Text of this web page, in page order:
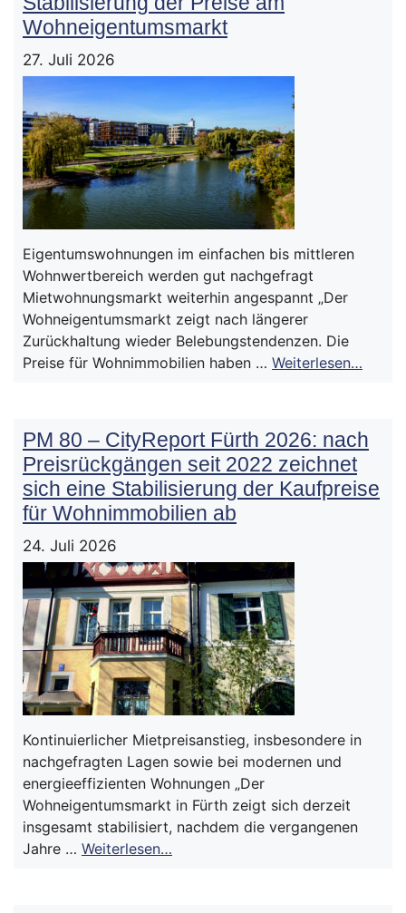
Wohneigentumsmarkt
27. Juli 2026
Eigentumswohnungen im einfachen bis mittleren
Wohnwertbereich werden gut nachgefragt
Mietwohnungsmarkt weiterhin angespannt „Der
Wohneigentumsmarkt zeigt nach längerer
Zurückhaltung wieder Belebungstendenzen. Die
Preise für Wohnimmobilien haben … Weiterlesen…
PM 80 – CityReport Fürth 2026: nach
Preisrückgängen seit 2022 zeichnet
sich eine Stabilisierung der Kaufpreise
für Wohnimmobilien ab
24. Juli 2026
Kontinuierlicher Mietpreisanstieg, insbesondere in
nachgefragten Lagen sowie bei modernen und
energieeffizienten Wohnungen „Der
Wohneigentumsmarkt in Fürth zeigt sich derzeit
insgesamt stabilisiert, nachdem die vergangenen
Jahre … Weiterlesen…